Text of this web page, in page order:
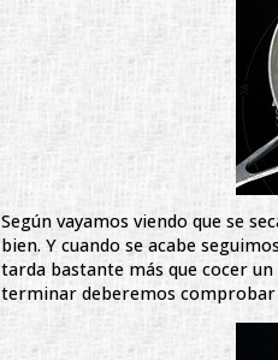
Según vayamos viendo que se
bien. Y cuando se acabe
tarda bastante más que cocer
terminar deberemos